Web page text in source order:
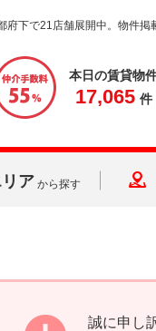
下で21店舗展開中。物件掲
本日の賃貸物
17,065 件
ア から探す
誠に申し